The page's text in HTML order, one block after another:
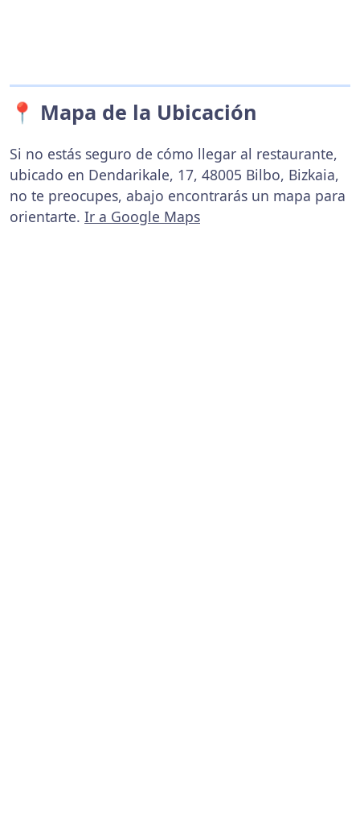
📍 Mapa de la Ubicación
Si no estás seguro de cómo llegar al restaurante,
ubicado en Dendarikale, 17, 48005 Bilbo, Bizkaia,
no te preocupes, abajo encontrarás un mapa para
orientarte. Ir a Google Maps